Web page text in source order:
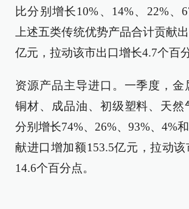
比分别增长10%、14%、22%、
上述五类传统优势产品合计贡献
亿元，拉动该市出口增长4.7个百分
资源产品主导进口。一季度，金
铜材、成品油、初级塑料、天然
分别增长74%、26%、93%、4%
献进口增加额153.5亿元，拉动
14.6个百分点。